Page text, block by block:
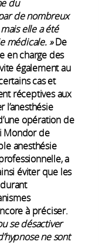
du
de nombreux
mais elle a été
médicale. »De
en charge des
également au
cas et
réceptives aux
l’anesthésie
opération de
Mondor de
anesthésie
a
éviter que les
à préciser.
se désactiver
ne sont